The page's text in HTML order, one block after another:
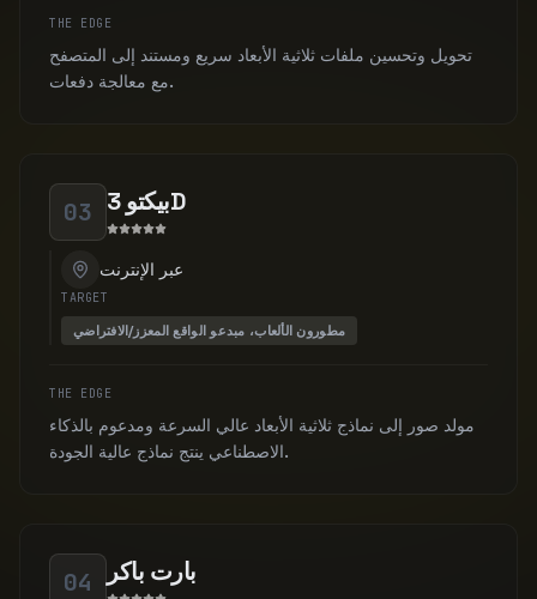
THE EDGE
تحويل وتحسين ملفات ثلاثية الأبعاد سريع ومستند إلى المتصفح
مع معالجة دفعات.
03 بيكتو 3D
عبر الإنترنت
TARGET
مطورون الألعاب، مبدعو الواقع المعزز/الافتراضي
THE EDGE
مولد صور إلى نماذج ثلاثية الأبعاد عالي السرعة ومدعوم بالذكاء
الاصطناعي ينتج نماذج عالية الجودة.
04 بارت باكر